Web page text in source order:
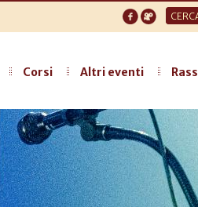
di
Corsi Altri eventi